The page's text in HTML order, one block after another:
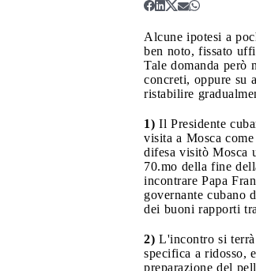
Alcune ipotesi a
ben noto, fissato
Tale domanda però
concreti, oppure su
ristabilire
1) Il Presidente
visita a Mosca
difesa visitò Mosca
70.mo della fine
incontrare Papa
governante cubano
dei buoni rapporti
2) L'incontro si
specifica a ridosso,
preparazione del